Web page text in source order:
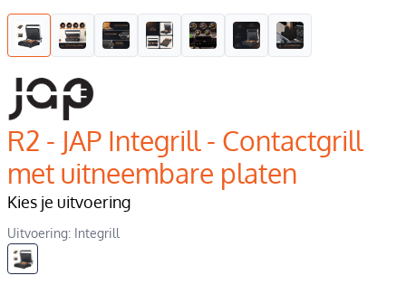
R2 - JAP Integrill - Contactgrill
met uitneembare platen
Kies je uitvoering
Uitvoering: Integrill